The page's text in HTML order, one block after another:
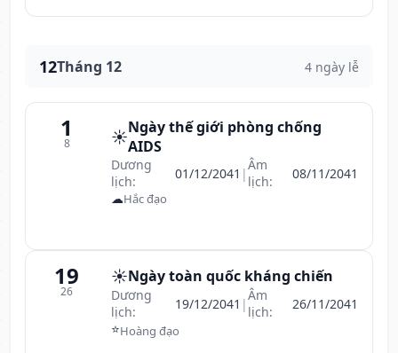
12Tháng 12 4 ngày lễ
1
8 ☀️Ngày thế giới phòng chống
AIDS
Dương
lịch:
01/12/2041 |Âm
lịch:
08/11/2041
☁Hắc đạo
19
26
☀️Ngày toàn quốc kháng chiến
Dương
lịch:
19/12/2041 |Âm
lịch:
26/11/2041
⭐Hoàng đạo